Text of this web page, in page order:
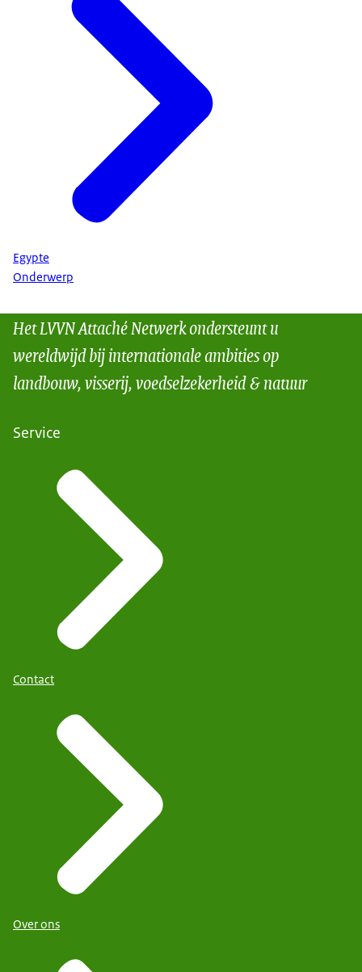
Egypte
Onderwerp
Het LVVN Attaché Netwerk ondersteunt u
wereldwijd bij internationale ambities op
landbouw, visserij, voedselzekerheid & natuur
Service
Contact
Over ons